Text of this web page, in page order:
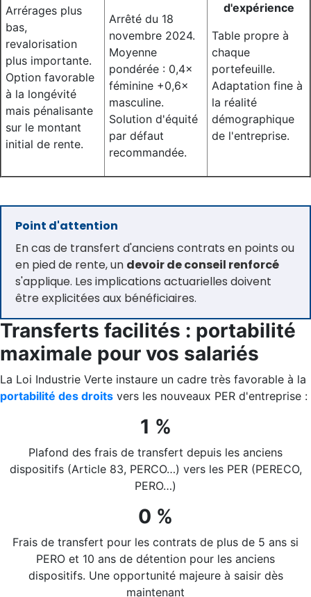
Arrérages plus
bas,
revalorisation
plus importante.
Option favorable
à la longévité
mais pénalisante
sur le montant
initial de rente.
Arrêté du 18
novembre 2024.
Moyenne
pondérée : 0,4×
féminine +0,6×
masculine.
Solution d'équité
par défaut
recommandée.
d'expérience
Table propre à
chaque
portefeuille.
Adaptation fine à
la réalité
démographique
de l'entreprise.
Point d'attention
En cas de transfert d'anciens contrats en points ou
en pied de rente, un devoir de conseil renforcé
s'applique. Les implications actuarielles doivent
être explicitées aux bénéficiaires.
Transferts facilités : portabilité
maximale pour vos salariés
La Loi Industrie Verte instaure un cadre très favorable à la
portabilité des droits vers les nouveaux PER d'entreprise :
1 %
Plafond des frais de transfert depuis les anciens
dispositifs (Article 83, PERCO…) vers les PER (PERECO,
PERO…)
0 %
Frais de transfert pour les contrats de plus de 5 ans si
PERO et 10 ans de détention pour les anciens
dispositifs. Une opportunité majeure à saisir dès
maintenant